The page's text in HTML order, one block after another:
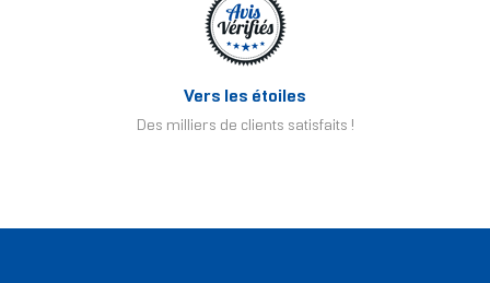
Vers les étoiles
Des milliers de clients satisfaits !